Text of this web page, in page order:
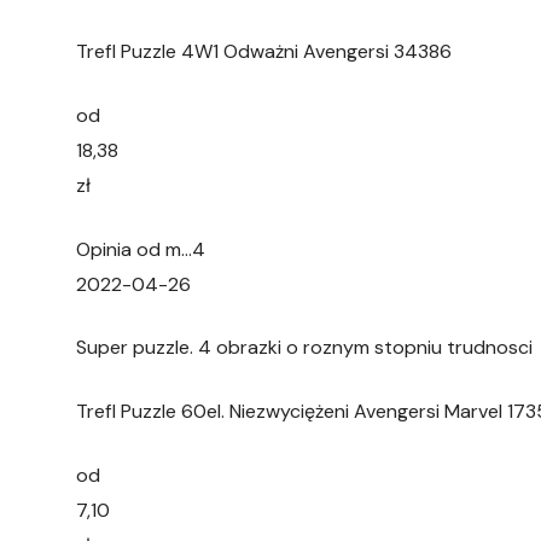
Trefl Puzzle 4W1 Odważni Avengersi 34386
od
18,38
zł
Opinia od m…4
2022-04-26
Super puzzle. 4 obrazki o roznym stopniu trudnosci
Trefl Puzzle 60el. Niezwyciężeni Avengersi Marvel
od
7,10